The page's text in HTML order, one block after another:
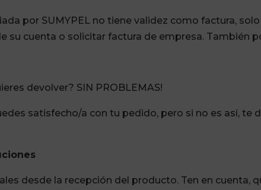
por SUMYPEL no tiene validez como factura,
su cuenta o solicitar factura de empresa. También
devolver? SIN PROBLEMAS!
satisfecho/a con tu pedido, pero si no es así,
desde la recepción del producto. Ten en cuenta,